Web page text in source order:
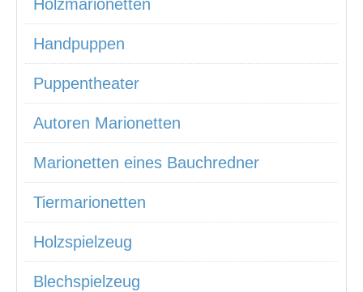
Holzmarionetten
Handpuppen
Puppentheater
Autoren Marionetten
Marionetten eines Bauchredner
Tiermarionetten
Holzspielzeug
Blechspielzeug